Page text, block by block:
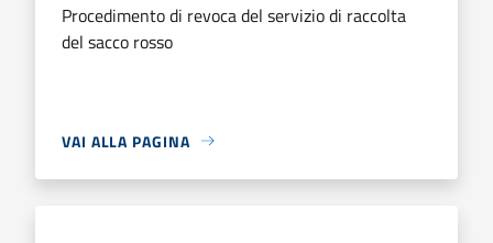
Procedimento di revoca del servizio di raccolta
del sacco rosso
VAI ALLA PAGINA